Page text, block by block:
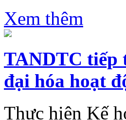
Xem thêm
TANDTC tiếp
đại hóa hoạt
Thực hiện Kế